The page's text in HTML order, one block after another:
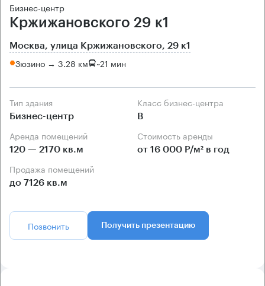
Бизнес-центр
Кржижановского 29 к1
Москва, улица Кржижановского, 29 к1
Зюзино → 3.28 км ~21 мин
Тип здания
Бизнес-центр
Класс бизнес-центра
B
Аренда помещений
120 — 2170 кв.м
Стоимость аренды
от 16 000 Р/м² в год
Продажа помещений
до 7126 кв.м
Позвонить Получить презентацию